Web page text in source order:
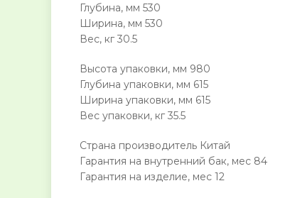
Глубина, мм 530
Ширина, мм 530
Вес, кг 30.5
Высота упаковки, мм 980
Глубина упаковки, мм 615
Ширина упаковки, мм 615
Вес упаковки, кг 35.5
Страна производитель Китай
Гарантия на внутренний бак, мес 84
Гарантия на изделие, мес 12